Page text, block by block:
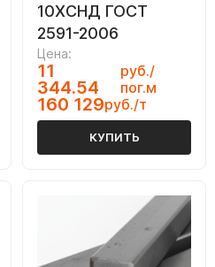
10ХСНД ГОСТ
2591-2006
Цена:
11
344.54
руб./
пог.м
160 129руб./т
КУПИТЬ